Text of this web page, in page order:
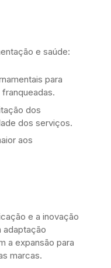
e saúde:
para
dos
dos serviços.
aos
e a inovação
adaptação
a expansão para
marcas.